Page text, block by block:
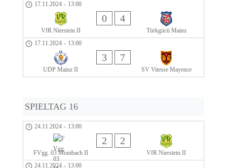
17.11.2024 - 13:00
VfR Nierstein II
0 4
Türkgücü Mainz
17.11.2024 - 13:00
UDP Mainz II
3 7
SV Vitesse Mayence
SPIELTAG 16
24.11.2024 - 13:00
FVgg. 03 Mombach II
2 2
VfR Nierstein II
24.11.2024 - 13:00